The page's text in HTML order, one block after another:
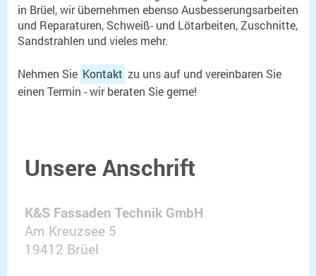
in Brüel, wir übernehmen ebenso Ausbesserungsarbeiten
und Reparaturen, Schweiß- und Lötarbeiten, Zuschnitte,
Sandstrahlen und vieles mehr.
Nehmen Sie Kontakt zu uns auf und vereinbaren Sie
einen Termin - wir beraten Sie gerne!
Unsere Anschrift
K&S Fassaden Technik GmbH
Am Kreuzsee 5
19412 Brüel